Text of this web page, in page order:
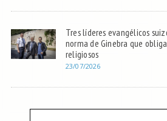
Tres líderes evangélicos
norma de Ginebra que
religiosos
23/07/2026